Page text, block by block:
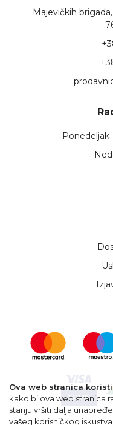
Majevičkih
Ponedeljak
Ova web stranica
kako bi ova web stranica
stanju vršiti dalja
vašeg korisničkog